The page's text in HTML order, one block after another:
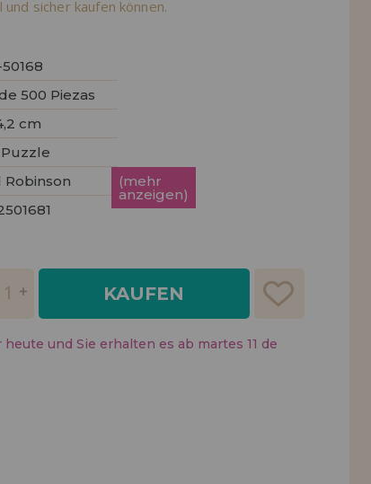
sicher kaufen können.
500 Piezas
cm
Robinson (mehr
anzeigen)
KAUFEN
heute und Sie erhalten es ab martes 11 de